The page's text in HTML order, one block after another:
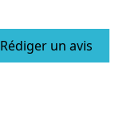
Rédiger un avis